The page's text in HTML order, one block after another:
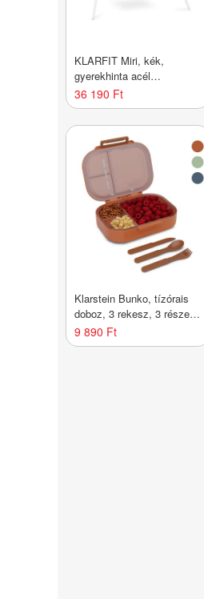
KLARFIT Miri, kék,
gyerekhinta acél
konstrukcióval, kerti
használatra
36 190 Ft
Klarstein Bunko, tízórais
doboz, 3 rekesz, 3 részes
evőeszköz Méretek: kb.
21 x 14,5 x 5,5 cm (Sz x
9 890 Ft